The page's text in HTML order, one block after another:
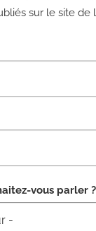
sur le site de
vous parler ?